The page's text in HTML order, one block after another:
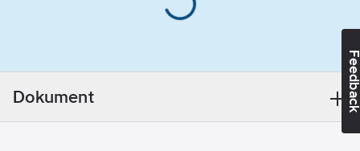
REACH -
Bly
Dokument